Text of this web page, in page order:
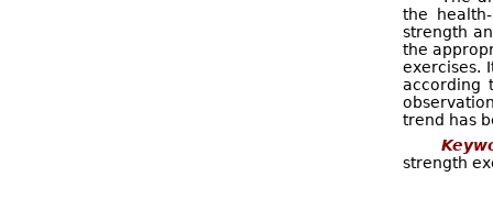
the
strength
the
exercises.
according
trend has
strength